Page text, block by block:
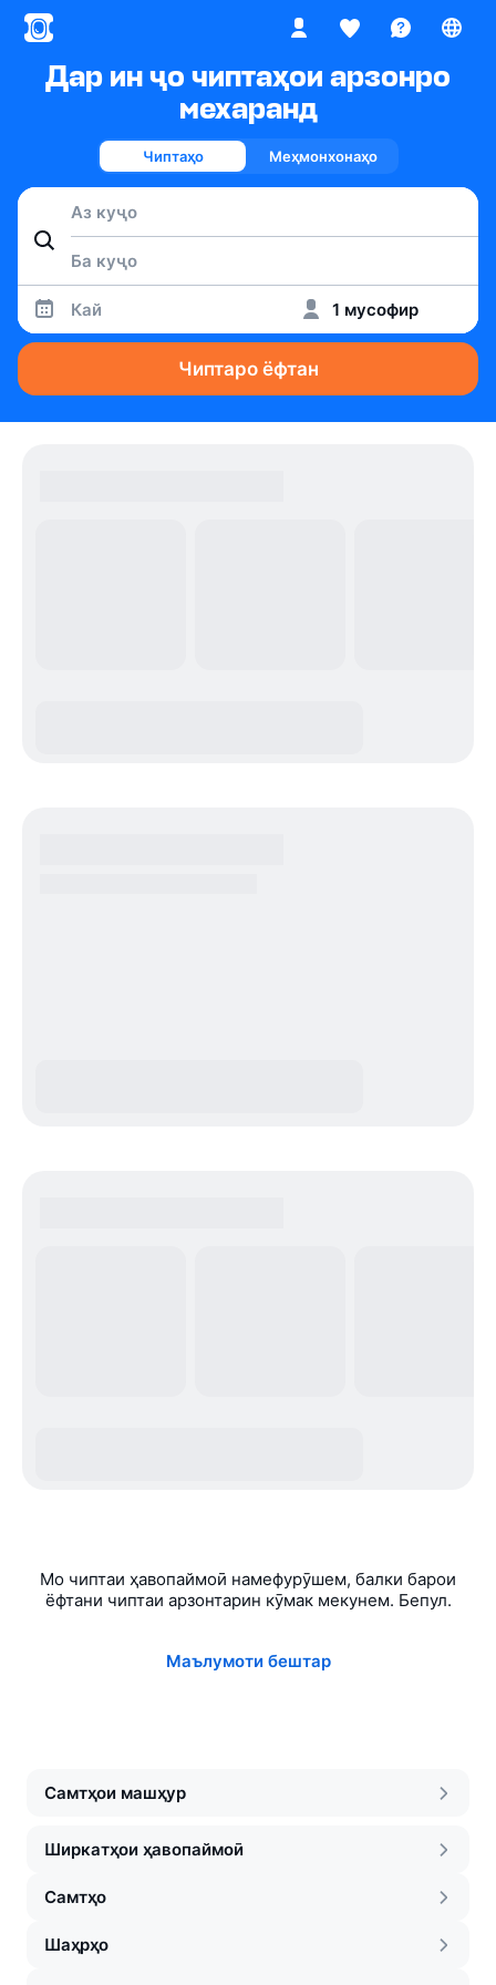
Дар ин ҷо чиптаҳои арзонро
мехаранд
Чиптаҳо Меҳмонхонаҳо
Кай 1 мусофир
Чиптаро ёфтан
Мо чиптаи ҳавопаймоӣ намефурӯшем, балки барои
ёфтани чиптаи арзонтарин кӯмак мекунем. Бепул.
Маълумоти бештар
Самтҳои машҳур
Ширкатҳои ҳавопаймоӣ
Самтҳо
Шаҳрҳо